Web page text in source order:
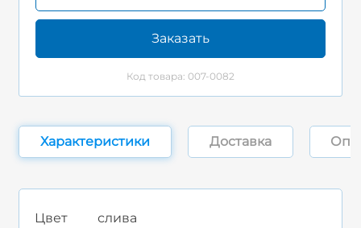
Заказать
Код товара: 007-0082
Характеристики Доставка
Цвет
слива